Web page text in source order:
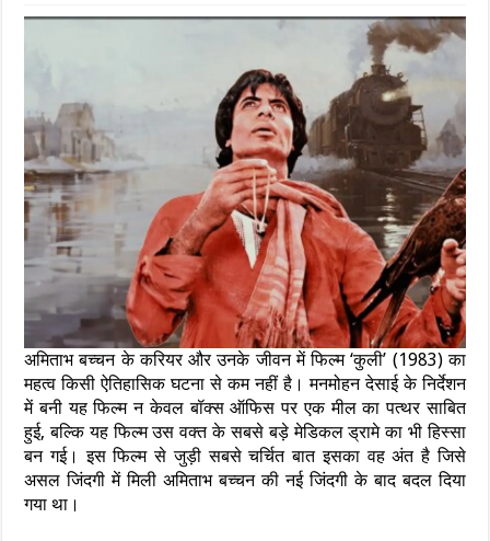
अमिताभ बच्चन के करियर और उनके जीवन में फिल्म ‘कुली’ (1983) का
महत्व किसी ऐतिहासिक घटना से कम नहीं है। मनमोहन देसाई के निर्देशन
में बनी यह फिल्म न केवल बॉक्स ऑफिस पर एक मील का पत्थर साबित
हुई, बल्कि यह फिल्म उस वक्त के सबसे बड़े मेडिकल ड्रामे का भी हिस्सा
बन गई। इस फिल्म से जुड़ी सबसे चर्चित बात इसका वह अंत है जिसे
असल जिंदगी में मिली अमिताभ बच्चन की नई जिंदगी के बाद बदल दिया
गया था।